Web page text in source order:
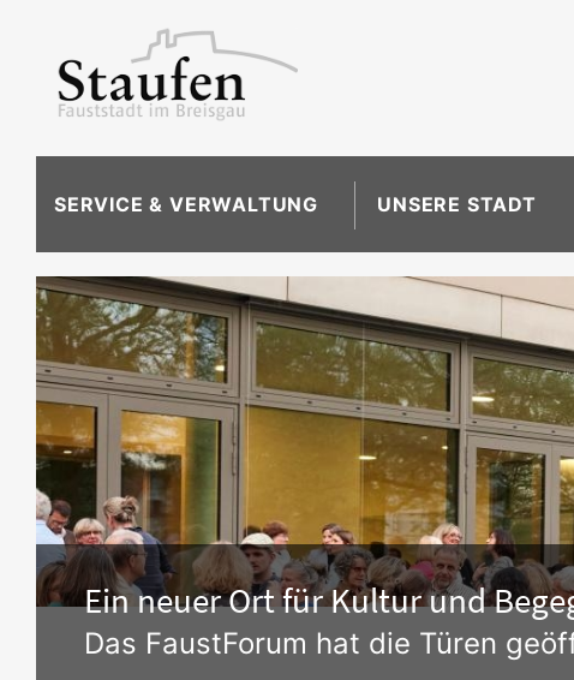
SERVICE & VERWALTUNG UNSERE STADT
Ein neuer Ort für Kultur und
Das FaustForum hat die Türen